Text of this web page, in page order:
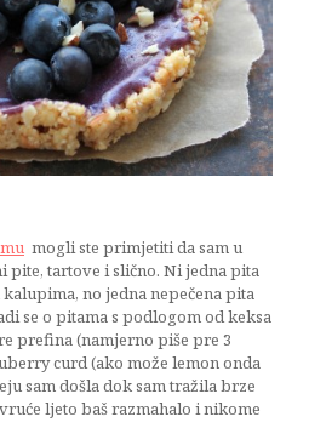
03/08/2015
mogli ste primjetiti da sam u
tartove i slično. Ni jedna pita
no jedna nepečena pita
se o pitama s podlogom od keksa
prefina (namjerno piše pre 3
curd (ako može lemon onda
sam došla dok sam tražila brze
ljeto baš razmahalo i nikome